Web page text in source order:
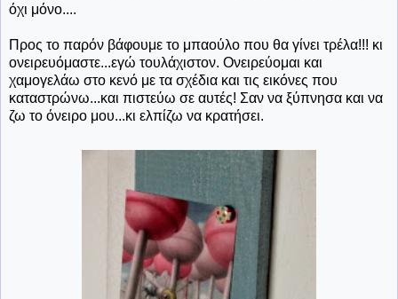
όχι μόνο....
Προς το παρόν βάφουμε το μπαούλο που θα γίνει τρέλα!!! κι
ονειρευόμαστε...εγώ τουλάχιστον. Ονειρεύομαι και
χαμογελάω στο κενό με τα σχέδια και τις εικόνες που
καταστρώνω...και πιστεύω σε αυτές! Σαν να ξύπνησα και να
ζω το όνειρο μου...κι ελπίζω να κρατήσει.